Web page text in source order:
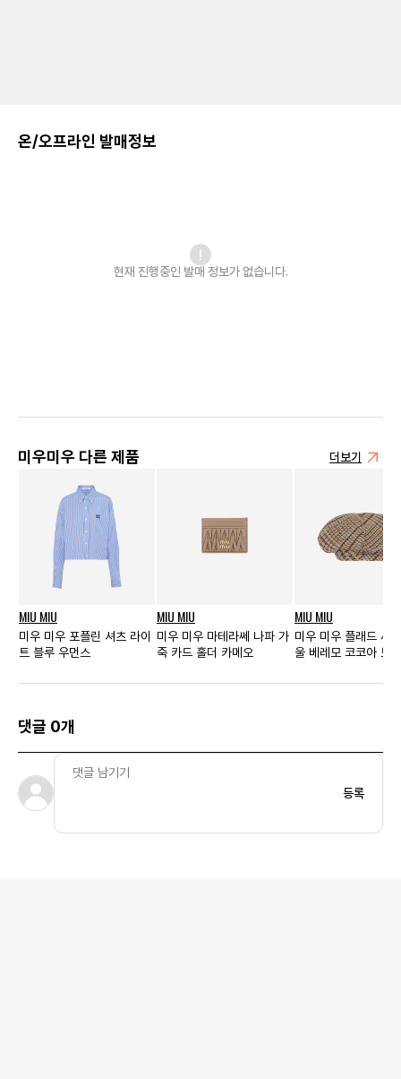
온/오프라인 발매정보
현재 진행중인 발매 정보가 없습니다.
미우미우 다른 제품 더보기
MIU MIU
미우 미우 포플린 셔츠 라이
트 블루 우먼스
MIU MIU
미우 미우 마테라쎄 나파 가
죽 카드 홀더 카메오
MIU MIU
미우 미우 플래드 셰
울 베레모 코코아 브
댓글 0개
등록